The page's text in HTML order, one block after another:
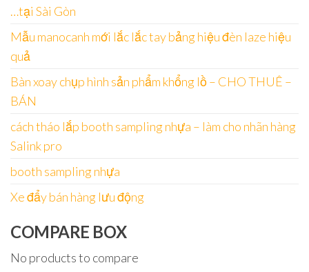
…tại Sài Gòn
Mẫu manocanh mới lắc lắc tay bảng hiệu đèn laze hiệu
quả
Bàn xoay chụp hình sản phẩm khổng lồ – CHO THUÊ –
BÁN
cách tháo lắp booth sampling nhựa – làm cho nhãn hàng
Salink pro
booth sampling nhựa
Xe đẩy bán hàng lưu động
COMPARE BOX
No products to compare